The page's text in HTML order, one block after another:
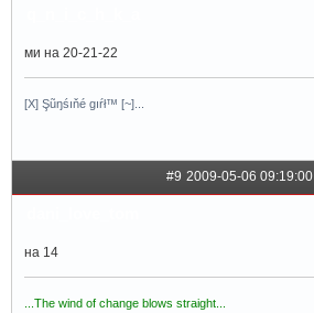
ми на 20-21-22
[X] Şũŋśıňé gıŕł™ [~]...
#9 2009-05-06 09:19:00
на 14
...The wind of change blows straight...